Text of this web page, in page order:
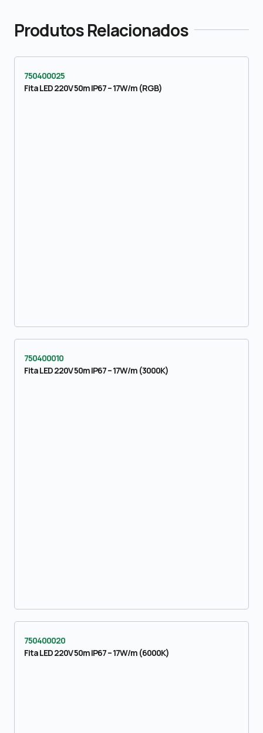
Produtos Relacionados
750400025
Fita LED 220V 50m IP67 – 17W/m (RGB)
750400010
Fita LED 220V 50m IP67 – 17W/m (3000K)
750400020
Fita LED 220V 50m IP67 – 17W/m (6000K)